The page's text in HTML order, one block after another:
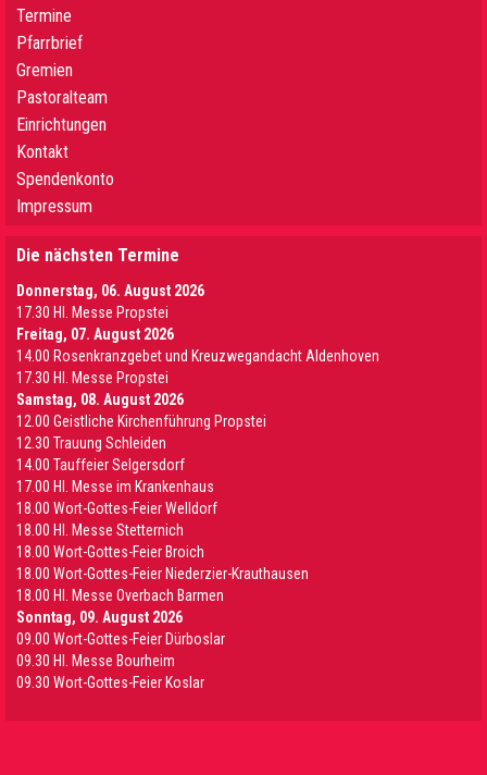
Termine
Pfarrbrief
Gremien
Pastoralteam
Einrichtungen
Kontakt
Spendenkonto
Impressum
Die nächsten Termine
Donnerstag, 06. August 2026
17.30 Hl. Messe Propstei
Freitag, 07. August 2026
14.00 Rosenkranzgebet und Kreuzwegandacht Aldenhoven
17.30 Hl. Messe Propstei
Samstag, 08. August 2026
12.00 Geistliche Kirchenführung Propstei
12.30 Trauung Schleiden
14.00 Tauffeier Selgersdorf
17.00 Hl. Messe im Krankenhaus
18.00 Wort-Gottes-Feier Welldorf
18.00 Hl. Messe Stetternich
18.00 Wort-Gottes-Feier Broich
18.00 Wort-Gottes-Feier Niederzier-Krauthausen
18.00 Hl. Messe Overbach Barmen
Sonntag, 09. August 2026
09.00 Wort-Gottes-Feier Dürboslar
09.30 HI. Messe Bourheim
09.30 Wort-Gottes-Feier Koslar